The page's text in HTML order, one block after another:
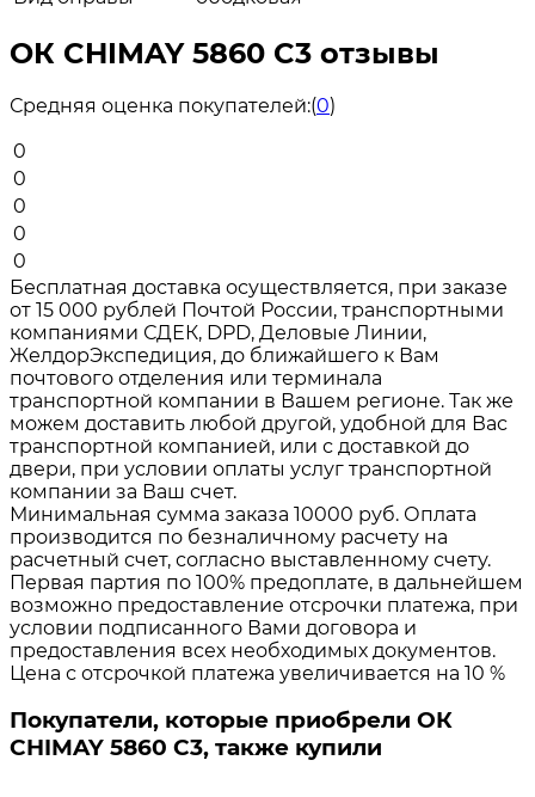
ОК CHIMAY 5860 C3 отзывы
Средняя оценка покупателей:(0)
0
0
0
0
0
Бесплатная доставка осуществляется, при заказе
от 15 000 рублей Почтой России, транспортными
компаниями СДЕК, DPD, Деловые Линии,
ЖелдорЭкспедиция, до ближайшего к Вам
почтового отделения или терминала
транспортной компании в Вашем регионе. Так же
можем доставить любой другой, удобной для Вас
транспортной компанией, или с доставкой до
двери, при условии оплаты услуг транспортной
компании за Ваш счет.
Минимальная сумма заказа 10000 руб. Оплата
производится по безналичному расчету на
расчетный счет, согласно выставленному счету.
Первая партия по 100% предоплате, в дальнейшем
возможно предоставление отсрочки платежа, при
условии подписанного Вами договора и
предоставления всех необходимых документов.
Цена с отсрочкой платежа увеличивается на 10 %
Покупатели, которые приобрели ОК
CHIMAY 5860 C3, также купили